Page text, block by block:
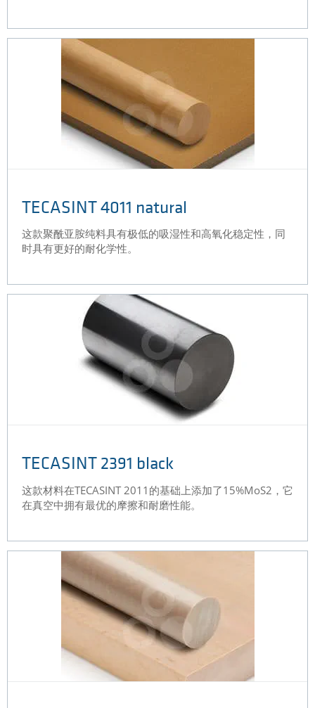
TECASINT 4011 natural
这款聚酰亚胺纯料具有极低的吸湿性和高氧化稳定性，同
时具有更好的耐化学性。
TECASINT 2391 black
这款材料在TECASINT 2011的基础上添加了15%MoS2，它
在真空中拥有最优的摩擦和耐磨性能。